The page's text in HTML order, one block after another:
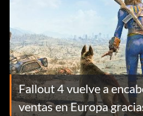
Fallout 4 vuelve a
ventas en Europa